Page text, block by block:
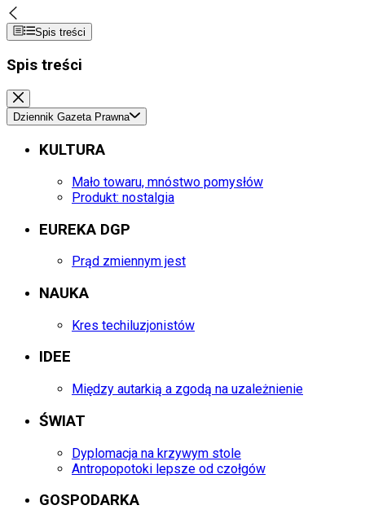
Spis treści
Spis treści
Dziennik Gazeta Prawna
KULTURA
Mało towaru, mnóstwo pomysłów
Produkt: nostalgia
EUREKA DGP
Prąd zmiennym jest
NAUKA
Kres techiluzjonistów
IDEE
Między autarkią a zgodą na uzależnienie
ŚWIAT
Dyplomacja na krzywym stole
Antropopotoki lepsze od czołgów
GOSPODARKA